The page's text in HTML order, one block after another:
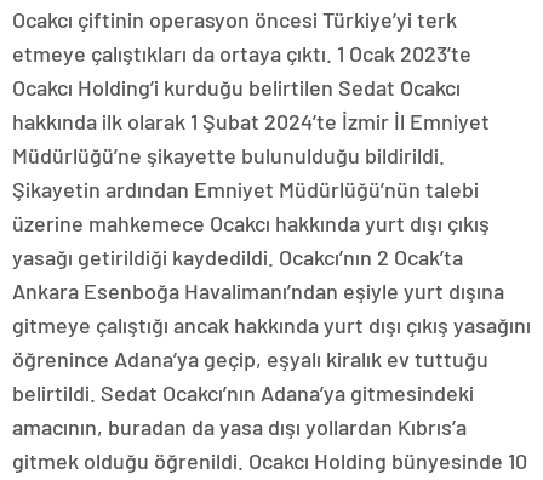
Ocakcı çiftinin operasyon öncesi Türkiye’yi terk
etmeye çalıştıkları da ortaya çıktı. 1 Ocak 2023’te
Ocakcı Holding’i kurduğu belirtilen Sedat Ocakcı
hakkında ilk olarak 1 Şubat 2024’te İzmir İl Emniyet
Müdürlüğü’ne şikayette bulunulduğu bildirildi.
Şikayetin ardından Emniyet Müdürlüğü’nün talebi
üzerine mahkemece Ocakcı hakkında yurt dışı çıkış
yasağı getirildiği kaydedildi. Ocakcı’nın 2 Ocak’ta
Ankara Esenboğa Havalimanı’ndan eşiyle yurt dışına
gitmeye çalıştığı ancak hakkında yurt dışı çıkış yasağını
öğrenince Adana’ya geçip, eşyalı kiralık ev tuttuğu
belirtildi. Sedat Ocakcı’nın Adana’ya gitmesindeki
amacının, buradan da yasa dışı yollardan Kıbrıs’a
gitmek olduğu öğrenildi. Ocakcı Holding bünyesinde 10